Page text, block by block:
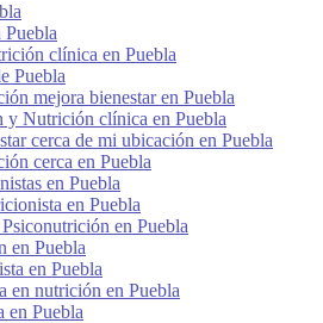
clínica en Puebla
Puebla
mejora bienestar en Puebla
y Nutrición clínica en Puebla
cerca de mi ubicación en Puebla
cerca en Puebla
en Puebla
en Puebla
en Puebla
en Puebla
en Puebla
en nutrición en Puebla
en Puebla